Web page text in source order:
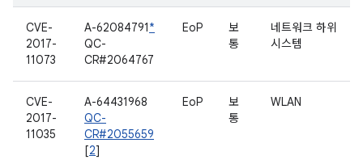
CVE-
2017-
11073
A-62084791*
QC-
CR#2064767
EoP
보
통
네트워크 하위
시스템
CVE-
2017-
11035
A-64431968
QC-
CR#2055659
[2]
EoP
보
통
WLAN